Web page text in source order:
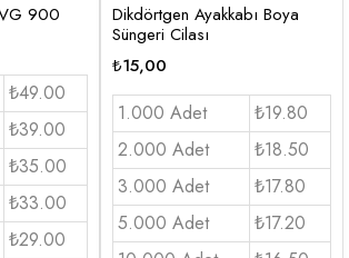
900
₺49.00
₺39.00
₺35.00
₺33.00
₺29.00
Dikdörtgen Ayakkabı Boya
Süngeri Cilası
₺15,00
1.000 Adet
₺19.80
2.000 Adet
₺18.50
3.000 Adet
₺17.80
5.000 Adet
₺17.20